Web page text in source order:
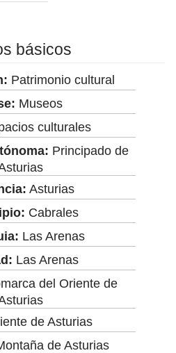
básicos
Patrimonio cultural
Museos
culturales
Principado de
Asturias
Cabrales
Las Arenas
Las Arenas
del Oriente de
de Asturias
de Asturias